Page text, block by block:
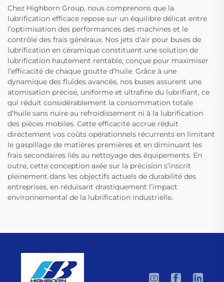
Chez Highborn Group, nous comprenons que la
lubrification efficace repose sur un équilibre délicat entre
l’optimisation des performances des machines et le
contrôle des frais généraux. Nos jets d’air pour buses de
lubrification en céramique constituent une solution de
lubrification hautement rentable, conçue pour maximiser
l’efficacité de chaque goutte d’huile. Grâce à une
dynamique des fluides avancée, nos buses assurent une
atomisation précise, uniforme et ultrafine du lubrifiant, ce
qui réduit considérablement la consommation totale
d’huile sans nuire au refroidissement ni à la lubrification
des pièces mobiles. Cette efficacité accrue réduit
directement vos coûts opérationnels récurrents en limitant
le gaspillage de matières premières et en diminuant les
frais secondaires liés au nettoyage des équipements. En
outre, cette conception axée sur la précision s’inscrit
pleinement dans les objectifs actuels de durabilité des
entreprises, en réduisant drastiquement l’impact
environnemental de la lubrification industrielle.